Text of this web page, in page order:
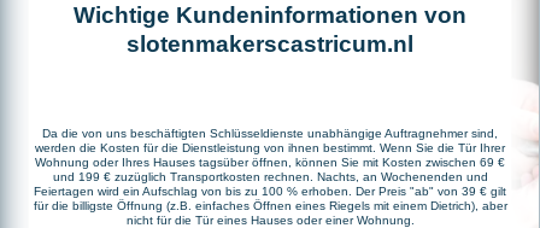
Wichtige Kundeninformationen von
slotenmakerscastricum.nl
Da die von uns beschäftigten Schlüsseldienste unabhängige Auftragnehmer sind,
werden die Kosten für die Dienstleistung von ihnen bestimmt. Wenn Sie die Tür Ihrer
Wohnung oder Ihres Hauses tagsüber öffnen, können Sie mit Kosten zwischen 69 €
und 199 € zuzüglich Transportkosten rechnen. Nachts, an Wochenenden und
Feiertagen wird ein Aufschlag von bis zu 100 % erhoben. Der Preis "ab" von 39 € gilt
für die billigste Öffnung (z.B. einfaches Öffnen eines Riegels mit einem Dietrich), aber
nicht für die Tür eines Hauses oder einer Wohnung.